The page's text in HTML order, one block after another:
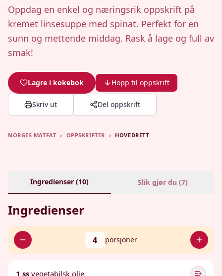
Oppdag en enkel og næringsrik oppskrift på
kremet linsesuppe med spinat. Perfekt for en
sunn og mettende middag. Rask å lage og full av
smak!
Lagre i kokebok Hopp til oppskrift
Skriv ut Del oppskrift
NORGES MATFAT › OPPSKRIFTER › HOVEDRETT
Ingredienser (10) Slik gjør du (7)
Ingredienser
4 porsjoner
1 ss vegetabilsk olje